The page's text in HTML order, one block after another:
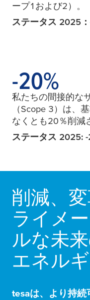
ープ1および2）。
ステータス 2025
-20
-20%
私たちの間接的な
（Scope 3）は、
なくとも20％削減
ステータス 2025: -
削減、
ライメ
ルな未
エネル
tesaは、より持続